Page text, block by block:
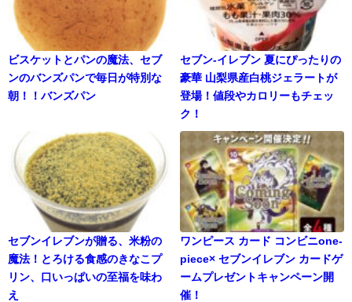
ビスケットとパンの魔法、セブ
ンのバンズパンで毎日が特別な
朝！！バンズパン
セブン-イレブン 夏にぴったりの
豪華 山梨県産白桃ジェラートが
登場！値段やカロリーもチェッ
ク！
セブンイレブンが贈る、米粉の
魔法！とろける食感のきなこプ
リン、口いっぱいの至福を味わ
え
ワンピース カード コンビニone-
piece× セブンイレブン カードゲ
ームプレゼントキャンペーン開
催！